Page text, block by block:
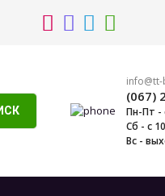
(067)
Пн-Пт -
Сб - с
Вс -